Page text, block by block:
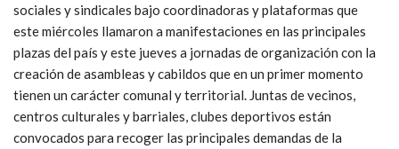
sociales y sindicales bajo coordinadoras y plataformas que
este miércoles llamaron a manifestaciones en las principales
plazas del país y este jueves a jornadas de organización con la
creación de asambleas y cabildos que en un primer momento
tienen un carácter comunal y territorial. Juntas de vecinos,
centros culturales y barriales, clubes deportivos están
convocados para recoger las principales demandas de la